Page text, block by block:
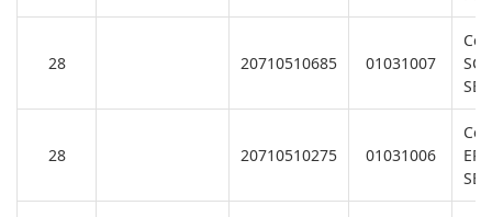
28 20710510685 01031007
SC
SB/
28 20710510275 01031006
EPH
SB/